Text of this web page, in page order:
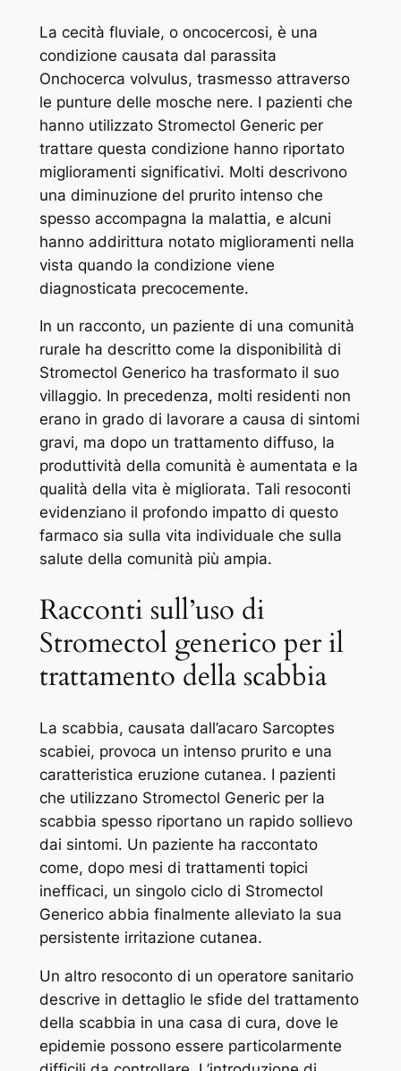
La cecità fluviale, o oncocercosi, è una
condizione causata dal parassita
Onchocerca volvulus, trasmesso attraverso
le punture delle mosche nere. I pazienti che
hanno utilizzato Stromectol Generic per
trattare questa condizione hanno riportato
miglioramenti significativi. Molti descrivono
una diminuzione del prurito intenso che
spesso accompagna la malattia, e alcuni
hanno addirittura notato miglioramenti nella
vista quando la condizione viene
diagnosticata precocemente.
In un racconto, un paziente di una comunità
rurale ha descritto come la disponibilità di
Stromectol Generico ha trasformato il suo
villaggio. In precedenza, molti residenti non
erano in grado di lavorare a causa di sintomi
gravi, ma dopo un trattamento diffuso, la
produttività della comunità è aumentata e la
qualità della vita è migliorata. Tali resoconti
evidenziano il profondo impatto di questo
farmaco sia sulla vita individuale che sulla
salute della comunità più ampia.
Racconti sull’uso di
Stromectol generico per il
trattamento della scabbia
La scabbia, causata dall’acaro Sarcoptes
scabiei, provoca un intenso prurito e una
caratteristica eruzione cutanea. I pazienti
che utilizzano Stromectol Generic per la
scabbia spesso riportano un rapido sollievo
dai sintomi. Un paziente ha raccontato
come, dopo mesi di trattamenti topici
inefficaci, un singolo ciclo di Stromectol
Generico abbia finalmente alleviato la sua
persistente irritazione cutanea.
Un altro resoconto di un operatore sanitario
descrive in dettaglio le sfide del trattamento
della scabbia in una casa di cura, dove le
epidemie possono essere particolarmente